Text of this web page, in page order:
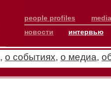
people profiles
новости
интервью
, о событиях, о медиа,